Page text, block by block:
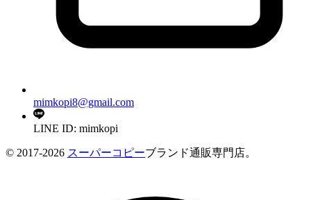
mimkopi8@gmail.com
LINE ID: mimkopi
© 2017-2026 スーパーコピーブランド通販専門店。